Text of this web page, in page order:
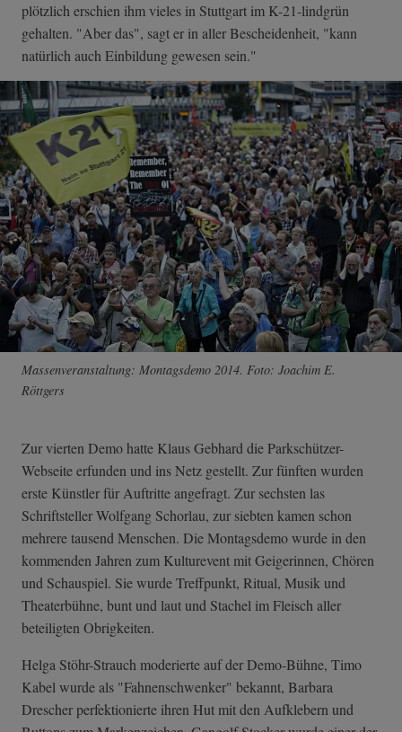
plötzlich erschien ihm vieles in Stuttgart im K-21-lindgrün
gehalten. "Aber das", sagt er in aller Bescheidenheit, "kann
natürlich auch Einbildung gewesen sein."
Massenveranstaltung: Montagsdemo 2014. Foto: Joachim E.
Röttgers
Zur vierten Demo hatte Klaus Gebhard die Parkschützer-
Webseite erfunden und ins Netz gestellt. Zur fünften wurden
erste Künstler für Auftritte angefragt. Zur sechsten las
Schriftsteller Wolfgang Schorlau, zur siebten kamen schon
mehrere tausend Menschen. Die Montagsdemo wurde in den
kommenden Jahren zum Kulturevent mit Geigerinnen, Chören
und Schauspiel. Sie wurde Treffpunkt, Ritual, Musik und
Theaterbühne, bunt und laut und Stachel im Fleisch aller
beteiligten Obrigkeiten.
Helga Stöhr-Strauch moderierte auf der Demo-Bühne, Timo
Kabel wurde als "Fahnenschwenker" bekannt, Barbara
Drescher perfektionierte ihren Hut mit den Aufklebern und